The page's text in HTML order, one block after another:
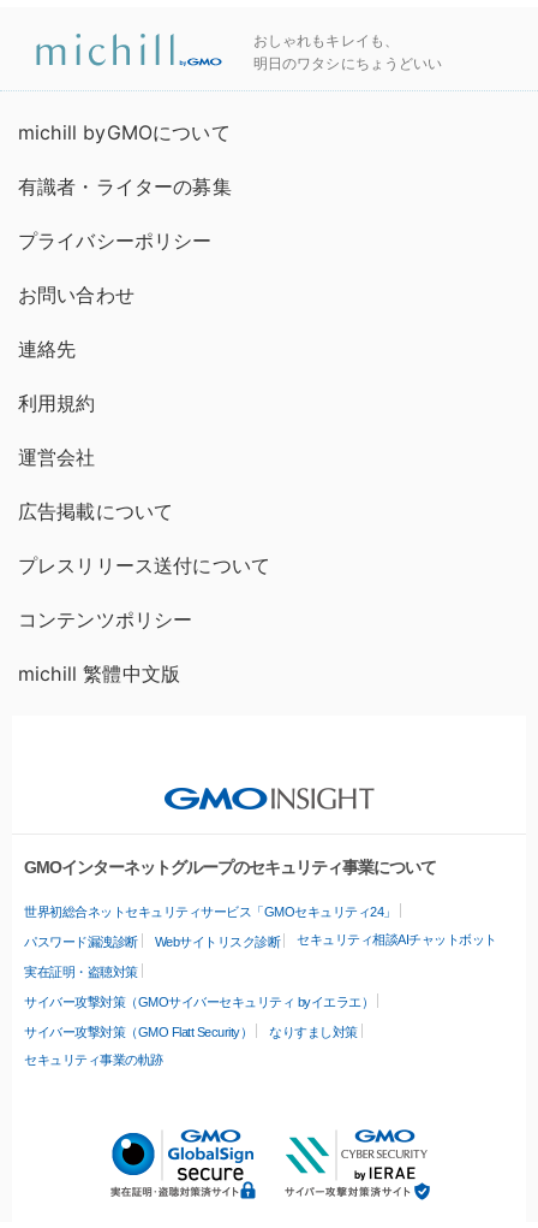
おしゃれもキレイも、
明日のワタシにちょうどいい
michill byGMOについて
有識者・ライターの募集
プライバシーポリシー
お問い合わせ
連絡先
利用規約
運営会社
広告掲載について
プレスリリース送付について
コンテンツポリシー
michill 繁體中文版
GMOインターネットグループのセキュリティ事業について
世界初総合ネットセキュリティサービス「GMOセキュリティ24」
パスワード漏洩診断 Webサイトリスク診断 セキュリティ相談AIチャットボット
実在証明・盗聴対策
サイバー攻撃対策（GMOサイバーセキュリティ byイエラエ）
サイバー攻撃対策（GMO Flatt Security）
なりすまし対策
セキュリティ事業の軌跡